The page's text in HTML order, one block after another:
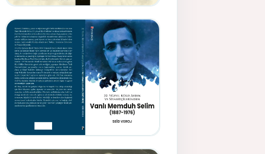
Gazeteci, Yazar, Hukukçu ve
Siyasetçi Kimliğiyle
Mevlanzade Rıfat - Seîd
Veroj
Memduh Selîmê Wanî (1887-